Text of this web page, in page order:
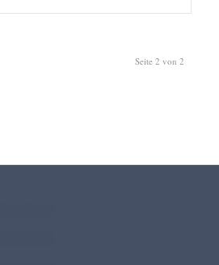
Seite 2 von 2